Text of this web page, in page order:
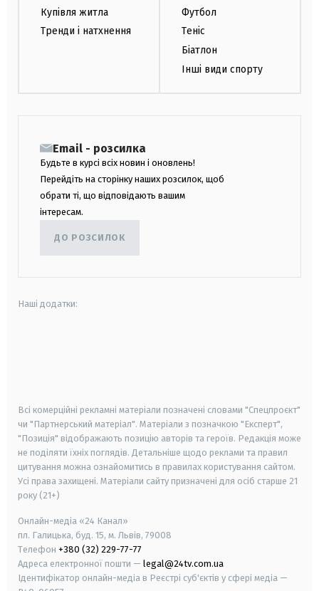
Купівля житла
Тренди і натхнення
Футбол
Теніс
Біатлон
Інші види спорту
Email - розсилка
Будьте в курсі всіх новин і оновлень!
Перейдіть на сторінку наших розсилок, щоб
обрати ті, що відповідають вашим
інтересам.
ДО РОЗСИЛОК
Наші додатки:
Всі комерційні рекламні матеріали позначені словами "Спецпроєкт"
чи "Партнерський матеріал". Матеріали з позначкою "Експерт",
"Позиція" відображають позицію авторів та героїв. Редакція може
не поділяти їхніх поглядів. Детальніше щодо реклами та правил
цитування можна ознайомитись в правилах користування сайтом.
Усі права захищені. Матеріали сайту призначені для осіб старше 21
року (21+)
Онлайн-медіа «24 Канал»
пл. Галицька, буд. 15, м. Львів, 79008
Телефон +380 (32) 229-77-77
Адреса електронної пошти — legal@24tv.com.ua
Ідентифікатор онлайн-медіа в Реєстрі суб'єктів у сфері медіа —